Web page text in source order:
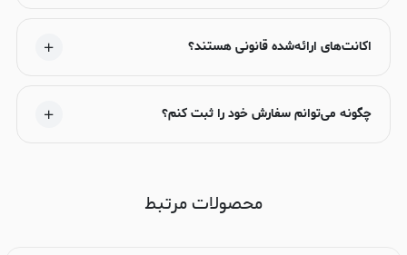
اکانت‌های ارائه‌شده قانونی هستند؟
چگونه می‌توانم سفارش خود را ثبت کنم؟
محصولات مرتبط